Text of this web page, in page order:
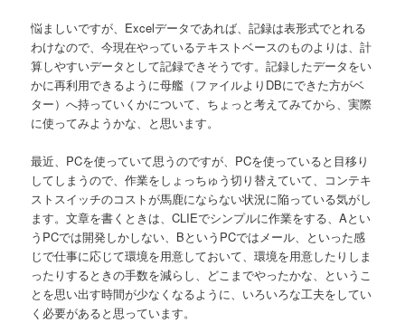
悩ましいですが、Excelデータであれば、記録は表形式でとれる
わけなので、今現在やっているテキストベースのものよりは、計
算しやすいデータとして記録できそうです。記録したデータをい
かに再利用できるように母艦（ファイルよりDBにできた方がベ
ター）へ持っていくかについて、ちょっと考えてみてから、実際
に使ってみようかな、と思います。
最近、PCを使っていて思うのですが、PCを使っていると目移り
してしまうので、作業をしょっちゅう切り替えていて、コンテキ
ストスイッチのコストが馬鹿にならない状況に陥っている気がし
ます。文章を書くときは、CLIEでシンプルに作業をする、Aとい
うPCでは開発しかしない、BというPCではメール、といった感
じで仕事に応じて環境を用意しておいて、環境を用意したりしま
ったりするときの手数を減らし、どこまでやったかな、というこ
とを思い出す時間が少なくなるように、いろいろな工夫をしてい
く必要があると思っています。